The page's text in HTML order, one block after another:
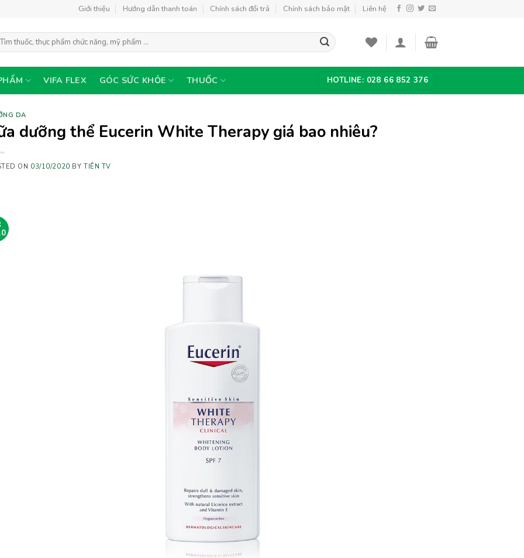
Giới thiệu Hướng dẫn thanh toán Chính sách đổi trả Chính sách bảo mật Liên hệ
VIFA FLEX GÓC SỨC KHỎE THUỐC HOTLINE: 028 66 852 376
DA
dưỡng thể Eucerin White Therapy giá bao nhiêu?
ON 03/10/2020 BY TIÊN TV